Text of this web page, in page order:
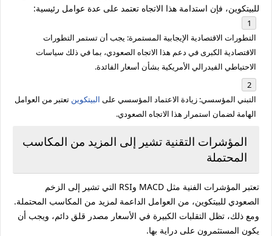
للبيتكوين، فإن استدامة هذا الاتجاه تعتمد على عدة عوامل رئيسية:
التطورات الاقتصادية الإيجابية المستمرة: يجب أن تستمر التطورات
الاقتصادية الكبرى في دعم هذا الاتجاه الصعودي، بما في ذلك سياسات
الاحتياطي الفيدرالي الأمريكية بشأن أسعار الفائدة.
التبني المؤسسي: زيادة الاعتماد المؤسسي على البيتكوين تعتبر من العوامل
الهامة لضمان استمرار هذا الاتجاه الصعودي.
المؤشرات التقنية تشير إلى المزيد من المكاسب
المحتملة
تعتبر المؤشرات الفنية مثل MACD وRSI التي تشير إلى الزخم
الصعودي للبيتكوين، من العوامل الداعمة لمزيد من المكاسب المحتملة.
ومع ذلك، تظل التقلبات الكبيرة في الأسعار مصدر قلق دائم، ويجب أن
يكون المستثمرون على دراية بها.